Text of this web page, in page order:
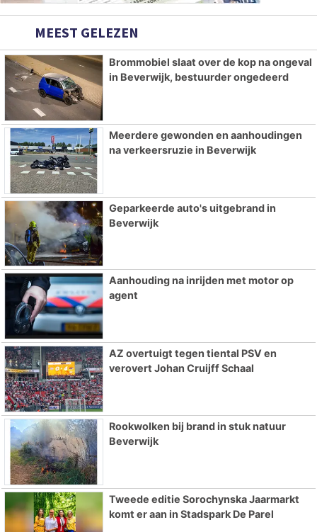
MEEST GELEZEN
Brommobiel slaat over de kop na ongeval
in Beverwijk, bestuurder ongedeerd
Meerdere gewonden en aanhoudingen
na verkeersruzie in Beverwijk
Geparkeerde auto's uitgebrand in
Beverwijk
Aanhouding na inrijden met motor op
agent
AZ overtuigt tegen tiental PSV en
verovert Johan Cruijff Schaal
Rookwolken bij brand in stuk natuur
Beverwijk
Tweede editie Sorochynska Jaarmarkt
komt er aan in Stadspark De Parel